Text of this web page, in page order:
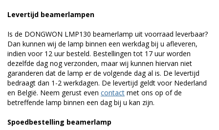
Levertijd beamerlampen
Is de DONGWON LMP130 beamerlamp uit voorraad leverbaar?
Dan kunnen wij de lamp binnen een werkdag bij u afleveren,
indien voor 12 uur besteld. Bestellingen tot 17 uur worden
dezelfde dag nog verzonden, maar wij kunnen hiervan niet
garanderen dat de lamp er de volgende dag al is. De levertijd
bedraagt dan 1-2 werkdagen. De levertijd geldt voor Nederland
en België. Neem gerust even contact met ons op of de
betreffende lamp binnen een dag bij u kan zijn.
Spoedbestelling beamerlamp